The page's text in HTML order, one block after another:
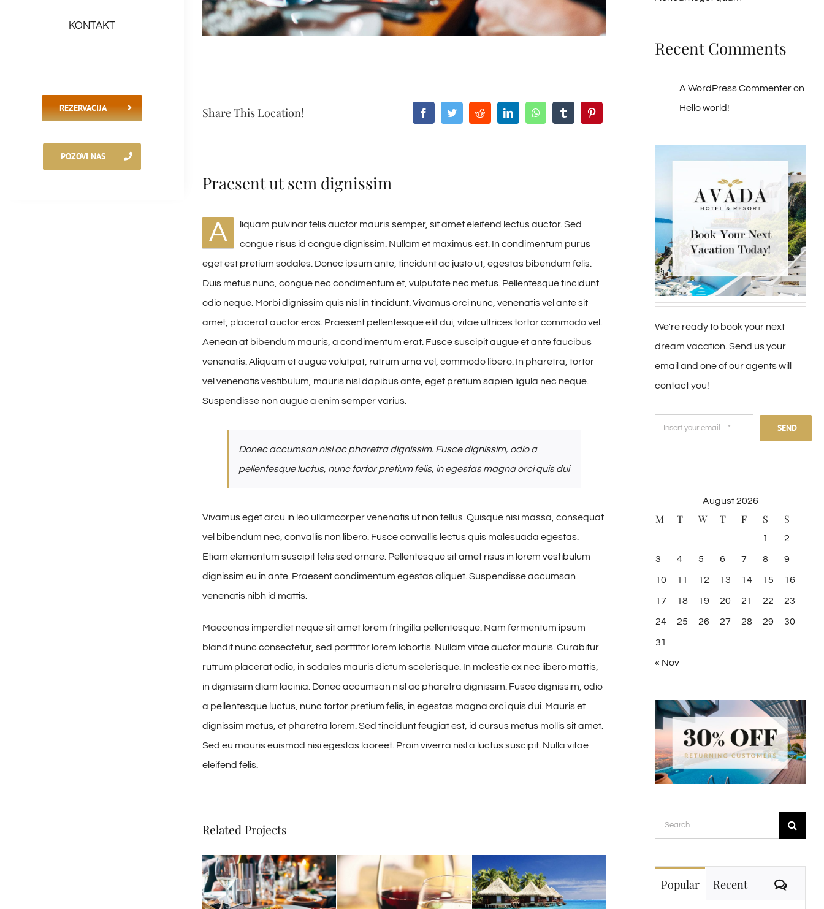
KONTAKT
REZERVACIJA
POZOVI NAS
Share This Location!
Praesent ut sem dignissim
A
liquam pulvinar felis auctor mauris semper, sit amet eleifend lectus auctor. Sed
congue risus id congue dignissim. Nullam et maximus est. In condimentum purus
eget est pretium sodales. Donec ipsum ante, tincidunt ac justo ut, egestas bibendum felis.
Duis metus nunc, congue nec condimentum et, vulputate nec metus. Pellentesque tincidunt
odio neque. Morbi dignissim quis nisl in tincidunt. Vivamus orci nunc, venenatis vel ante sit
amet, placerat auctor eros. Praesent pellentesque elit dui, vitae ultrices tortor commodo vel.
Aenean at bibendum mauris, a condimentum erat. Fusce suscipit augue et ante faucibus
venenatis. Aliquam et augue volutpat, rutrum urna vel, commodo libero. In pharetra, tortor
vel venenatis vestibulum, mauris nisl dapibus ante, eget pretium sapien ligula nec neque.
Suspendisse non augue a enim semper varius.
Donec accumsan nisl ac pharetra dignissim. Fusce dignissim, odio a
pellentesque luctus, nunc tortor pretium felis, in egestas magna orci quis dui
Vivamus eget arcu in leo ullamcorper venenatis ut non tellus. Quisque nisi massa, consequat
vel bibendum nec, convallis non libero. Fusce convallis lectus quis malesuada egestas.
Etiam elementum suscipit felis sed ornare. Pellentesque sit amet risus in lorem vestibulum
dignissim eu in ante. Praesent condimentum egestas aliquet. Suspendisse accumsan
venenatis nibh id mattis.
Maecenas imperdiet neque sit amet lorem fringilla pellentesque. Nam fermentum ipsum
blandit nunc consectetur, sed porttitor lorem lobortis. Nullam vitae auctor mauris. Curabitur
rutrum placerat odio, in sodales mauris dictum scelerisque. In molestie ex nec libero mattis,
in dignissim diam lacinia. Donec accumsan nisl ac pharetra dignissim. Fusce dignissim, odio
a pellentesque luctus, nunc tortor pretium felis, in egestas magna orci quis dui. Mauris et
dignissim metus, et pharetra lorem. Sed tincidunt feugiat est, id cursus metus mollis sit amet.
Sed eu mauris euismod nisi egestas laoreet. Proin viverra nisl a luctus suscipit. Nulla vitae
eleifend felis.
Related Projects
Recent Comments
A WordPress Commenteron
Hello world!
We're ready to book your next
dream vacation. Send us your
email and one of our agents will
contact you!
SEND
August 2026
M T W T F S S
1 2
3 4 5 6 7 8 9
10 11 12 13 14 15 16
17 18 19 20 21 22 23
24 25 26 27 28 29 30
31
« Nov
Search
for:
Popular Recent